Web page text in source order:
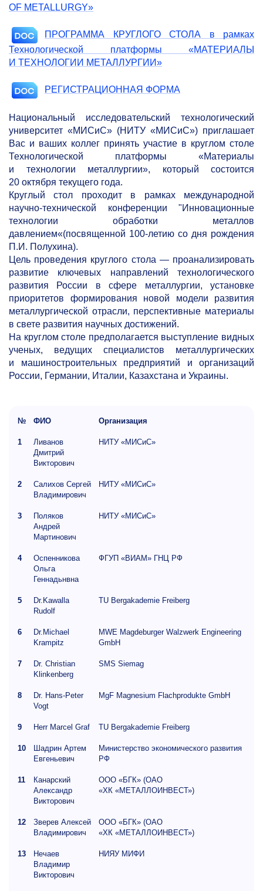
OF METALLURGY»
ПРОГРАММА КРУГЛОГО СТОЛА в рамках
Технологической платформы «МАТЕРИАЛЫ
И ТЕХНОЛОГИИ МЕТАЛЛУРГИИ»
РЕГИСТРАЦИОННАЯ ФОРМА
Национальный исследовательский технологический
университет «МИСиС» (НИТУ «МИСиС») приглашает
Вас и ваших коллег принять участие в круглом столе
Технологической платформы «Материалы
и технологии металлургии», который состоится
20 октября текущего года.
Круглый стол проходит в рамках международной
научно-технической конференции "Инновационные
технологии обработки металлов
давлением«(посвященной 100-летию со дня рождения
П.И. Полухина).
Цель проведения круглого стола — проанализировать
развитие ключевых направлений технологического
развития России в сфере металлургии, установке
приоритетов формирования новой модели развития
металлургической отрасли, перспективные материалы
в свете развития научных достижений.
На круглом столе предполагается выступление видных
ученых, ведущих специалистов металлургических
и машиностроительных предприятий и организаций
России, Германии, Италии, Казахстана и Украины.
№ ФИО Организация
1
Ливанов
Дмитрий
Викторович
НИТУ «МИСиС»
2
Салихов Сергей
Владимирович
НИТУ «МИСиС»
3
Поляков
Андрей
Мартинович
НИТУ «МИСиС»
4
Оспенникова
Ольга
Геннадьнвна
ФГУП «ВИАМ» ГНЦ РФ
5
Dr.Kawalla
Rudolf
TU Bergakademie Freiberg
6
Dr.Michael
Krampitz
MWE Magdeburger Walzwerk Engineering
GmbH
7
Dr. Christian
Klinkenberg
SMS Siemag
8
Dr. Hans-Peter
Vogt
MgF Magnesium Flachprodukte GmbH
9 Herr Marcel Graf TU Bergakademie Freiberg
10
Шадрин Артем
Евгеньевич
Министерство экономического развития
РФ
11
Канарский
Александр
Викторович
ООО «БГК» (ОАО
«ХК «МЕТАЛЛОИНВЕСТ»)
12
Зверев Алексей
Владимирович
ООО «БГК» (ОАО
«ХК «МЕТАЛЛОИНВЕСТ»)
13
Нечаев
Владимир
Викторович
НИЯУ МИФИ